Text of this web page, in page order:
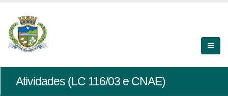
Atividades (LC 116/03 e CNAE)